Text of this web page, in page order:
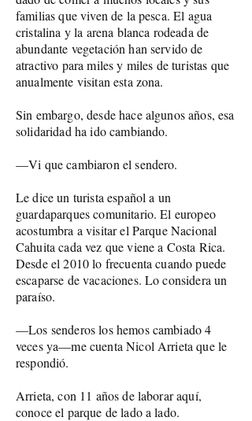
familias que viven de la pesca. El agua
cristalina y la arena blanca rodeada de
abundante vegetación han servido de
atractivo para miles y miles de turistas que
anualmente visitan esta zona.
Sin embargo, desde hace algunos años, esa
solidaridad ha ido cambiando.
—Vi que cambiaron el sendero.
Le dice un turista español a un
guardaparques comunitario. El europeo
acostumbra a visitar el Parque Nacional
Cahuita cada vez que viene a Costa Rica.
Desde el 2010 lo frecuenta cuando puede
escaparse de vacaciones. Lo considera un
paraíso.
—Los senderos los hemos cambiado 4
veces ya—me cuenta Nicol Arrieta que le
respondió.
Arrieta, con 11 años de laborar aquí,
conoce el parque de lado a lado.